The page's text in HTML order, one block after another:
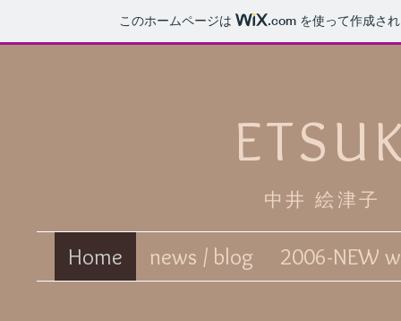
このホームページは .com を使って作成さ
中井 絵津子
Home news / blog 2006-NEW